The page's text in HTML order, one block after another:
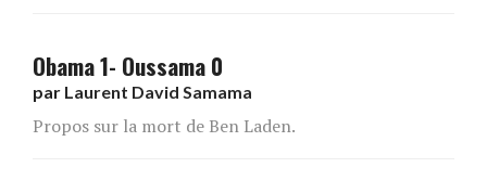
Obama 1- Oussama 0
par Laurent David Samama
Propos sur la mort de Ben Laden.